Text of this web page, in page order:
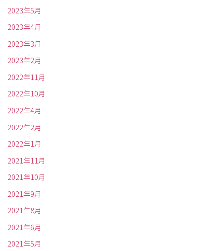
2023年5月
2023年4月
2023年3月
2023年2月
2022年11月
2022年10月
2022年4月
2022年2月
2022年1月
2021年11月
2021年10月
2021年9月
2021年8月
2021年6月
2021年5月